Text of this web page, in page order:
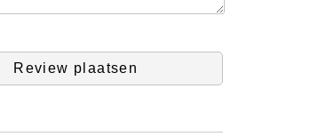
Review plaatsen